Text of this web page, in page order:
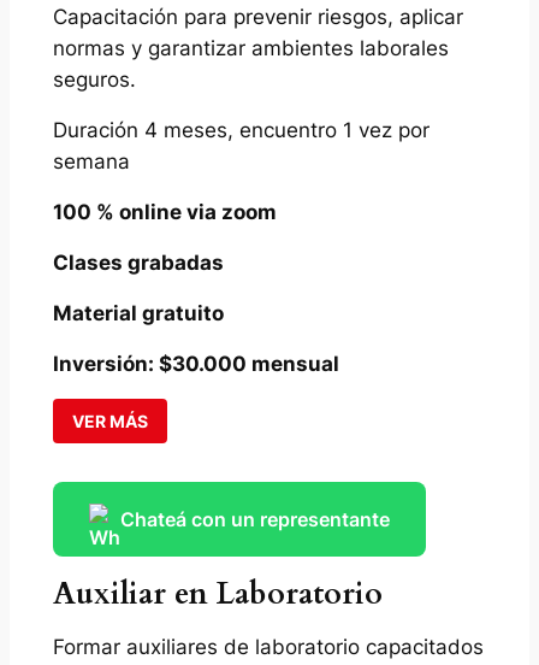
Capacitación para prevenir riesgos, aplicar
normas y garantizar ambientes laborales
seguros.
Duración 4 meses, encuentro 1 vez por
semana
100 % online via zoom
Clases grabadas
Material gratuito
Inversión: $30.000 mensual
VER MÁS
Chateá con un representante
Auxiliar en Laboratorio
Formar auxiliares de laboratorio capacitados